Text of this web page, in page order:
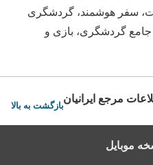
سفر هوشمند، گردشگری
گردشگری، بازی و
مرجع ایرانیانبازگشت به بالا
موبایل